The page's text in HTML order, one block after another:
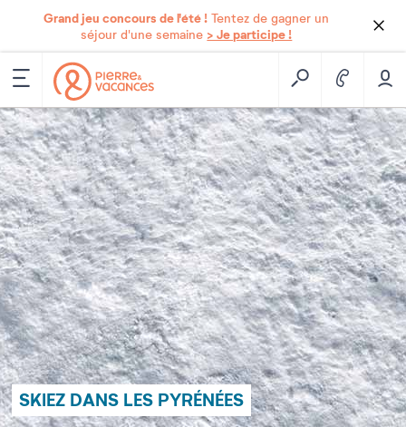
Grand jeu concours de l'été ! Tentez de gagner un
séjour d'une semaine > Je participe !
SKIEZ DANS LES PYRÉNÉES